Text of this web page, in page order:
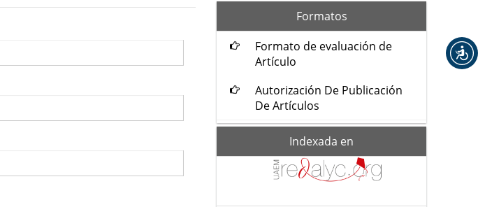
Formatos
Formato de evaluación de
Artículo
Autorización De Publicación
De Artículos
Indexada en